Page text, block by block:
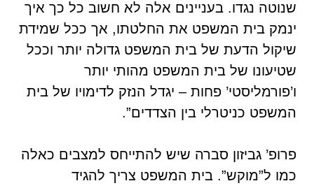
שנוטה נגדו. בעניינים אלה לא חשוב כל כך איך
ינמק בית המשפט את החלטתו, אך ככל שמידת
שיקול הדעת של בית המשפט גדולה יותר וככל
שטיעונו של בית המשפט מהותי יותר
ו’פורמליסטי’ פחות – יגדל הנזק לדימויו של בית
המשפט כניטרלי בין הצדדים”.
פרופ’ גביזון סברה שיש להתייחס למצבים כאלה
כמו ל”מוקש”. בית המשפט צריך להגיד